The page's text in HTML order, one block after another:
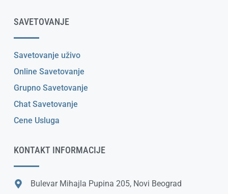
SAVETOVANJE
Savetovanje uživo
Online Savetovanje
Grupno Savetovanje
Chat Savetovanje
Cene Usluga
KONTAKT INFORMACIJE
Bulevar Mihajla Pupina 205, Novi Beograd